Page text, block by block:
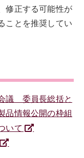
修正する可能性が
ことを推奨してい
議 委員長総括と
品情報公開の枠組
いて